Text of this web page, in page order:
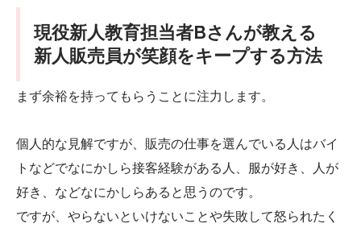
現役新人教育担当者Bさんが教える
新人販売員が笑顔をキープする方法
まず余裕を持ってもらうことに注力します。
個人的な見解ですが、販売の仕事を選んでいる人はバイ
トなどでなにかしら接客経験がある人、服が好き、人が
好き、などなにかしらあると思うのです。
ですが、やらないといけないことや失敗して怒られたく